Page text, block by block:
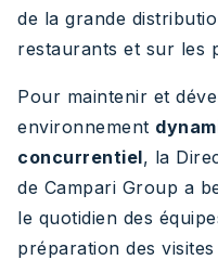
de la grande
restaurants et sur les
Pour maintenir et
environnement
concurrentiel, la
de Campari Group a
le quotidien des
préparation des